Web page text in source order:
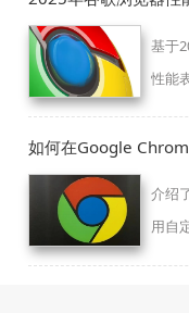
基于
性能
如何在Google
介绍
用自